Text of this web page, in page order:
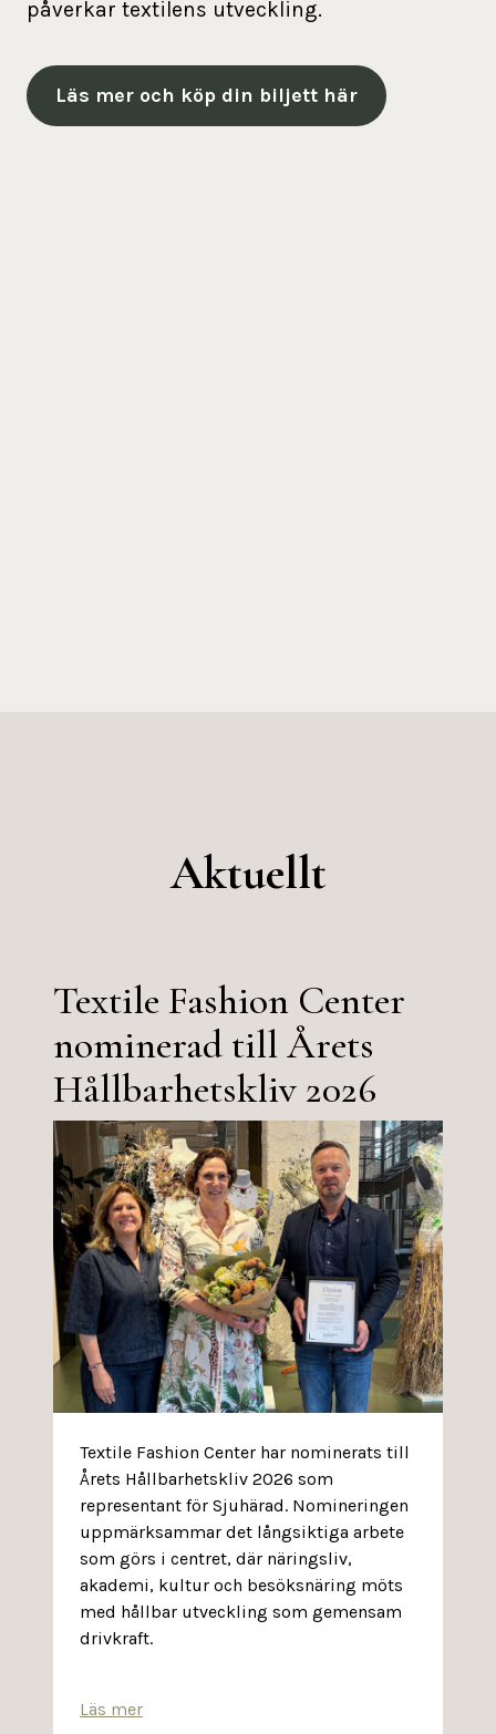
påverkar textilens utveckling.
Läs mer och köp din biljett här
Aktuellt
Textile Fashion Center
nominerad till Årets
Hållbarhetskliv 2026
Textile Fashion Center har nominerats till
Årets Hållbarhetskliv 2026 som
representant för Sjuhärad. Nomineringen
uppmärksammar det långsiktiga arbete
som görs i centret, där näringsliv,
akademi, kultur och besöksnäring möts
med hållbar utveckling som gemensam
drivkraft.
Läs mer